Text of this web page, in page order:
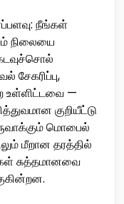
நீங்கள்
நிலையை
சேகரிப்பு,
உள்ளிட்டவை —
குறியீட்டு
மொபைல்
மீறான தரத்தில்
சுத்தமானவை